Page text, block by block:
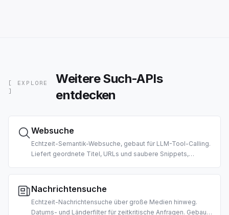
[ EXPLORE
]
Weitere Such-APIs
entdecken
Websuche
Echtzeit-Semantik-Websuche, gebaut für LLM-Tool-Calling.
Liefert geordnete Titel, URLs und saubere Snippets,
Datumsfilter unterstützt.
Nachrichtensuche
Echtzeit-Nachrichtensuche über große Medien hinweg.
Datums- und Länderfilter für zeitkritische Anfragen. Gebaut